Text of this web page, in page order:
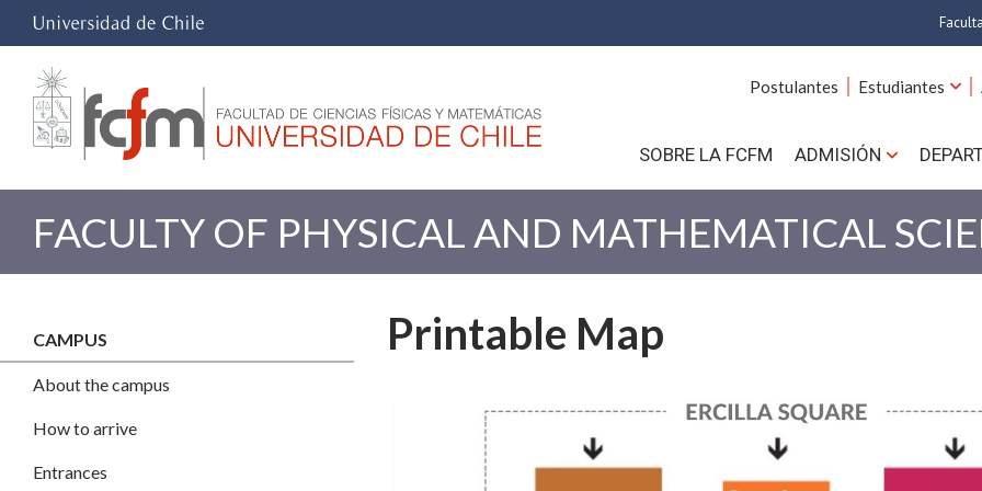
Postulantes Estudiantes
SOBRE LA FCFM ADMISIÓN
FACULTY OF PHYSICAL AND MATHEMATICAL
CAMPUS
About the campus
How to arrive
Entrances
Printable Map